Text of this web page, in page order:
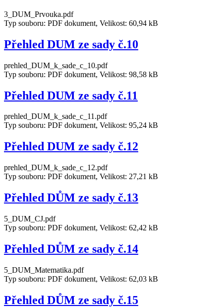
3_DUM_Prvouka.pdf
Typ souboru: PDF dokument, Velikost: 60,94 kB
Přehled DUM ze sady č.10
prehled_DUM_k_sade_c_10.pdf
Typ souboru: PDF dokument, Velikost: 98,58 kB
Přehled DUM ze sady č.11
prehled_DUM_k_sade_c_11.pdf
Typ souboru: PDF dokument, Velikost: 95,24 kB
Přehled DUM ze sady č.12
prehled_DUM_k_sade_c_12.pdf
Typ souboru: PDF dokument, Velikost: 27,21 kB
Přehled DŮM ze sady č.13
5_DUM_CJ.pdf
Typ souboru: PDF dokument, Velikost: 62,42 kB
Přehled DŮM ze sady č.14
5_DUM_Matematika.pdf
Typ souboru: PDF dokument, Velikost: 62,03 kB
Přehled DŮM ze sady č.15